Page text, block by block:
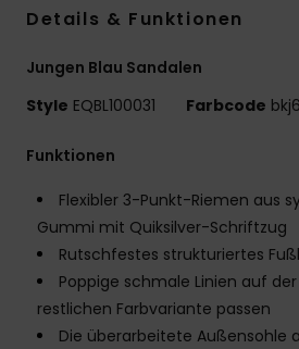
Details & Funktionen
Jungen Blau Sandalen
Style EQBL100031 Farbcode bkj6
Funktionen
Flexibler 3-Punkt-Riemen aus
Gummi mit Quiksilver-Schriftzug
Rutschfestes strukturiertes
Poppige schmale Linien auf
restlichen Farbvariante passen
Die überarbeitete Außensohle